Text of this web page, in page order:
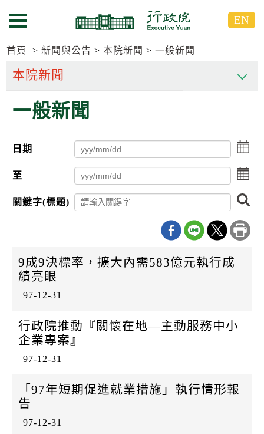
到
要
區
到
要
區
選單按鈕 EN
首頁 新聞與公告 本院新聞 一般新聞
一般新聞
日期
點
擊
選
擇
期
日
至
點
擊
擇
期
迄
關鍵字(標題)
尋
9成9決標率，擴大內需583億元執行成
績亮眼
97-12-31
行政院推動『關懷在地—主動服務中小
企業專案』
97-12-31
「97年短期促進就業措施」執行情形報
告
97-12-31